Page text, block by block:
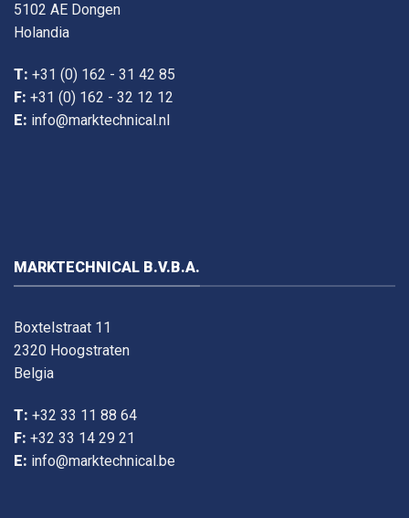
5102 AE Dongen
Holandia
T: +31 (0) 162 - 31 42 85
F: +31 (0) 162 - 32 12 12
E: info@marktechnical.nl
MARKTECHNICAL B.V.B.A.
Boxtelstraat 11
2320 Hoogstraten
Belgia
T: +32 33 11 88 64
F: +32 33 14 29 21
E: info@marktechnical.be